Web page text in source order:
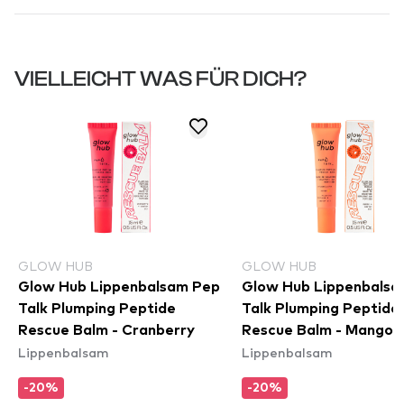
VIELLEICHT WAS FÜR DICH?
GLOW HUB
Glow Hub Lippenbalsam Pep
Talk Plumping Peptide
Rescue Balm - Cranberry
Lippenbalsam
-20%
GLOW HUB
Glow Hub
Talk Plumping Peptide
Rescue Balm - Mango
Lippenbalsam
-20%